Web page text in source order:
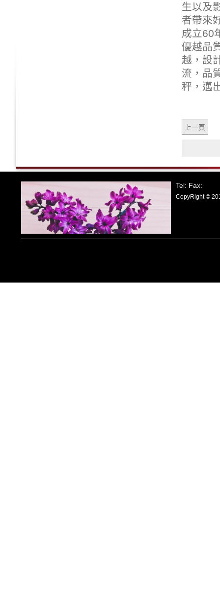
生以及
者帶來
成立60
優越品
越，設
流，品
秤 ，邁
上一頁
Tel: Fax:
CopyRight ©